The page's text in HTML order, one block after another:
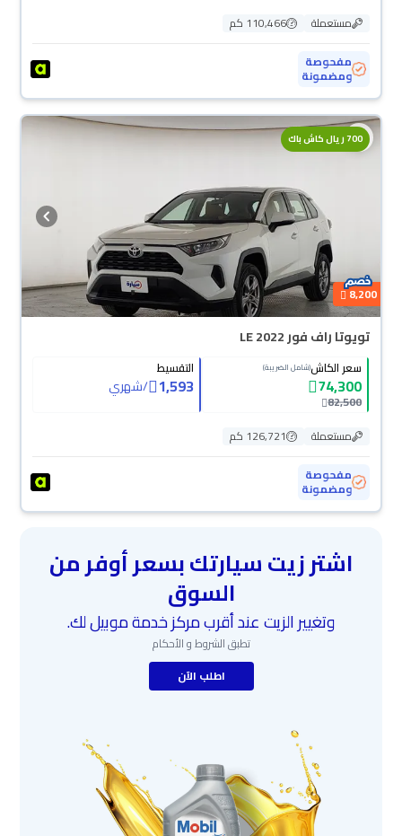
مستعملة
110,466 كم
مفحوصة
ومضمونة
700 ريال كاش باك
8,200
تويوتا راف فور LE 2022
سعر الكاش(شامل الضريبة)
74,300
82,500
التقسيط
1,593
/شهري
مستعملة
126,721 كم
مفحوصة
ومضمونة
اشتر زيت سيارتك بسعر أوفر من
السوق
وتغيير الزيت عند أقرب مركز خدمة موبيل لك.
تطبق الشروط و الأحكام
اطلب الآن